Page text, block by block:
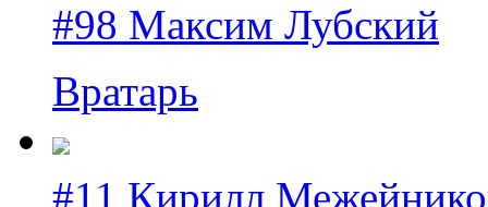
#98 Максим Лубский
Вратарь
#11 Кирилл